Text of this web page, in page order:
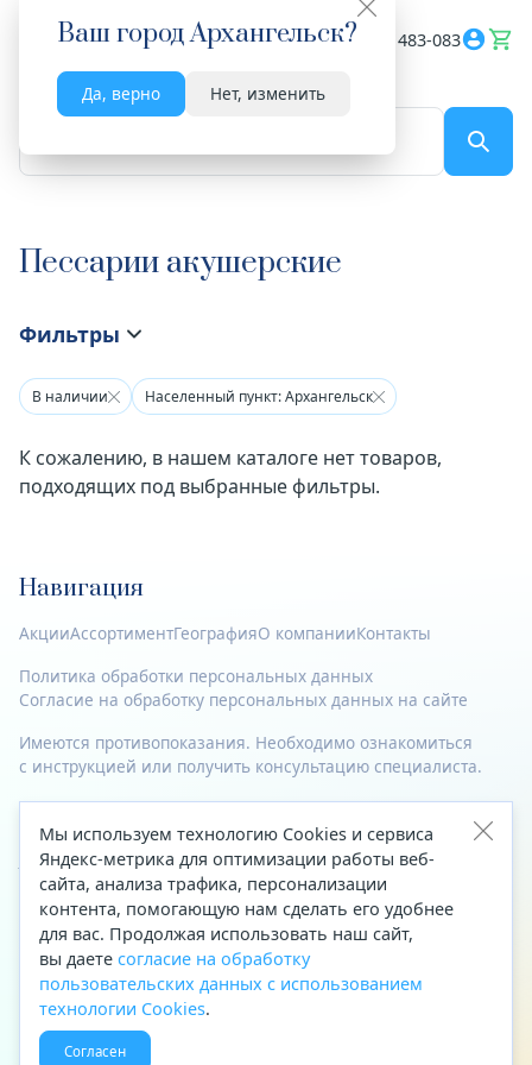
Ваш городАрхангельск?
Да, верно Нет, изменить
Весь сайт 8182 483-083
Пессарии акушерские
Фильтры
В наличии Населенный пункт: Архангельск
К сожалению, в нашем каталоге нет товаров,
подходящих под выбранные фильтры.
Навигация
АкцииАссортиментГеографияО компанииКонтакты
Политика обработки персональных данных
Согласие на обработку персональных данных на сайте
Имеются противопоказания. Необходимо ознакомиться
с инструкцией или получить консультацию специалиста.
© 2023—2026 Все права защищены.
Адрес
Архангельск, ул. Папанина, д. 19 (вход в здание со стороны
автоцентра «Тойота»)
Приемная Генерального директора
Телефон
+7 (8182) 63-60-31
Факс
+7 (8182) 68-66-71
Эл. почта
office@aptekaf.ru
Мы используем технологию Cookies и сервиса
Яндекс-метрика для оптимизации работы веб-
сайта, анализа трафика, персонализации
контента, помогающую нам сделать его удобнее
для вас. Продолжая использовать наш сайт,
вы даете согласие на обработку
пользовательских данных с использованием
технологии Cookies.
Согласен